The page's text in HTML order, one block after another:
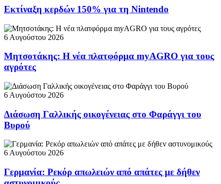
Εκτίναξη κερδών 150% για τη Nintendo
6 Αυγούστου 2026
Μητσοτάκης: Η νέα πλατφόρμα myAGRO για τους
αγρότες
6 Αυγούστου 2026
Διάσωση Γαλλικής οικογένειας στο Φαράγγι του
Βυρού
6 Αυγούστου 2026
Γερμανία: Ρεκόρ απωλειών από απάτες με δήθεν